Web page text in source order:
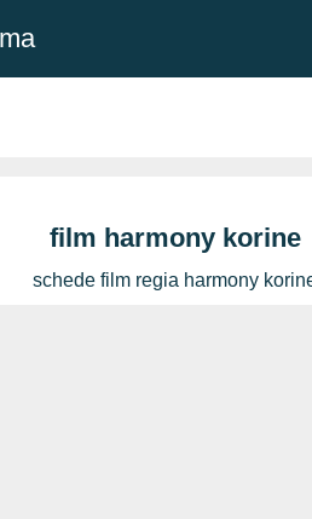
film harmony korine
schede film regia harmony